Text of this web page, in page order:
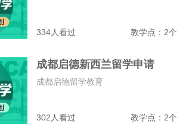
334人看过 教学点：2个
成都启德新西兰留学申请
302人看过 教学点：2个
成都启德留学教育